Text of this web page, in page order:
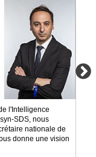
l'Intelligence
SDS, nous
nationale de
donne une vision